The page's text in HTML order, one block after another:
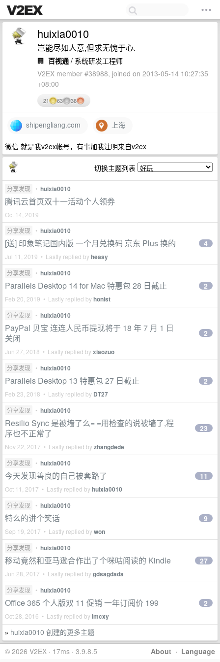
huixia0010
岂能尽如人意,但求无愧于心.
🏢 百视通 / 系统研发工程师
V2EX member #38988, joined on 2013-05-14 10:27:35
+08:00
21 63 36
shipengliang.com 上海
微信 就是我v2ex帐号，有事加我注明来自v2ex
切换主题列表
分享发现 • huixia0010
腾讯云首页双十一活动个人领券
Oct 14, 2019
分享发现
• huixia0010
[送] 印象笔记国内版 一个月兑换码 京东 Plus 换的
Jul 11, 2019 • Lastly replied byheasy
4
分享发现 • huixia0010
Parallels Desktop 14 for Mac 特惠包 28 日截止
Feb 20, 2019 • Lastly replied byhonist
2
分享发现 • huixia0010
PayPal 贝宝 连连人民币提现将于 18 年 7 月 1 日
关闭
Jun 27, 2018 • Lastly replied byxiaozuo
2
分享发现 • huixia0010
Parallels Desktop 13 特惠包 27 日截止
Feb 23, 2018 • Lastly replied by DT27
2
分享发现 • huixia0010
Resilio Sync 是被墙了么= =用检查的说被墙了,程
序也不正常了
Nov 22, 2017 • Lastly replied byzhangdede
23
分享发现 • huixia0010
今天发现善良的自己被套路了
Oct 11, 2017 • Lastly replied byhuixia0010
11
分享发现 • huixia0010
特么的讲个笑话
Sep 19, 2017 • Lastly replied bywon
9
分享发现 • huixia0010
移动竟然和亚马逊合作出了个咪咕阅读的 Kindle
Jun 28, 2017 • Lastly replied bygdsagdada
27
分享发现 • huixia0010
Office 365 个人版双 11 促销 一年订阅价 199
Oct 28, 2016 • Lastly replied byimcxy
2
» huixia0010 创建的更多主题
About · Language
© 2026 V2EX · 17ms · 3.9.8.5